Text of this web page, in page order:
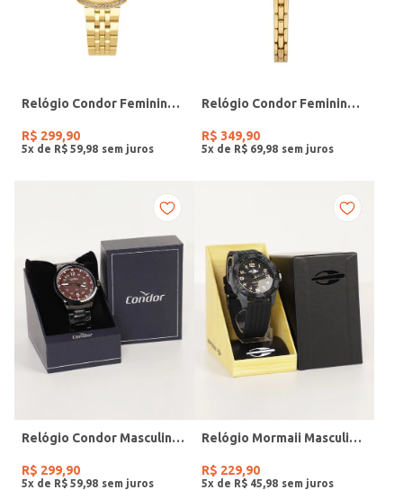
Relógio Condor Feminino DOURADO
R$ 299,90
5x de R$ 59 98
Relógio Condor Feminino DOURADO
R$ 349,90
5x de R$ 69 98
Relógio Condor Masculino PRETO
R$ 299,90
5x de R$ 59 98
Relógio Mormaii Masculino PRETO
R$ 229,90
5x de R$ 45 98